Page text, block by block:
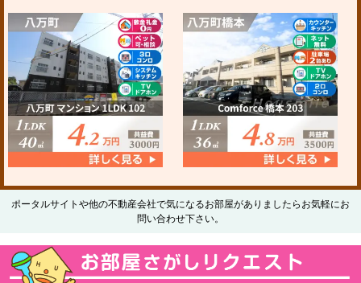
ポータルサイトや他の不動産会社で気になるお部屋がありましたらお気軽にお
問い合わせ下さい。